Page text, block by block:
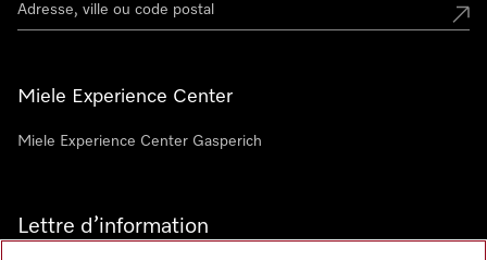
Miele Experience Center
Miele Experience Center Gasperich
Lettre d’information